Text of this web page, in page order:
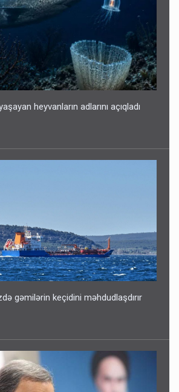
heyvanların adlarını açıqladı
gəmilərin keçidini məhdudlaşdırır